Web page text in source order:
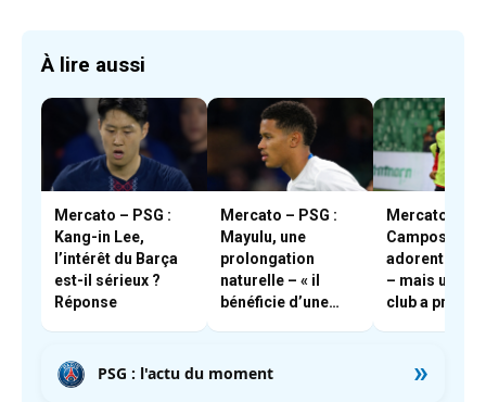
À lire aussi
Mercato – PSG :
Kang-in Lee,
l’intérêt du Barça
est-il sérieux ?
Réponse
Mercato – PSG :
Mayulu, une
prolongation
naturelle – « il
bénéficie d’une
Mercato –
Campos et
adorent
– mais un
club a pris les
PSG : l'actu du moment »